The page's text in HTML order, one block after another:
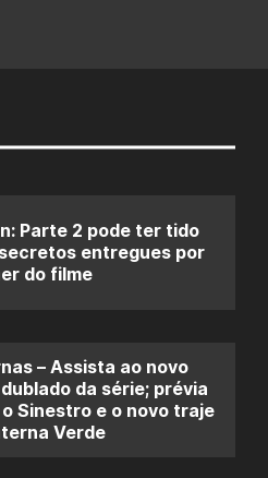
Parte 2 pode ter tido
entregues por
do filme
– Assista ao novo
da série; prévia
Sinestro e o novo traje
Verde